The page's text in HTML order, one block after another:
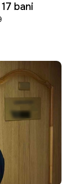
bani